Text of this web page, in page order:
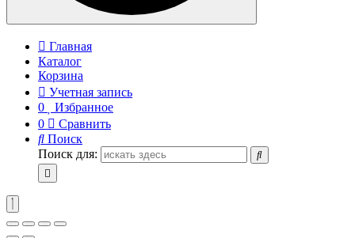
Главная
Каталог
Корзина
Учетная запись
0
Избранное
0
Сравнить
Поиск
Поиск для: